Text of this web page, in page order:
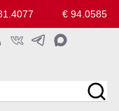
€ 94.0585